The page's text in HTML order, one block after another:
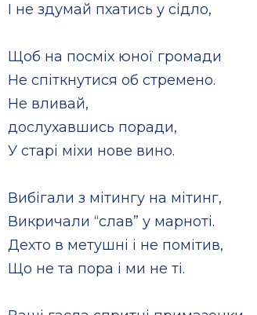
І не здумай пхатись у сідло,
Щоб на посміх юної громади
Не спіткнутися об стремено.
Не вливай,
дослухавшись поради,
У старі міхи нове вино.
Вибігали з мітингу на мітинг,
Викричали “слав” у марноті.
Дехто в метушні і не помітив,
Що не та пора і ми не ті.